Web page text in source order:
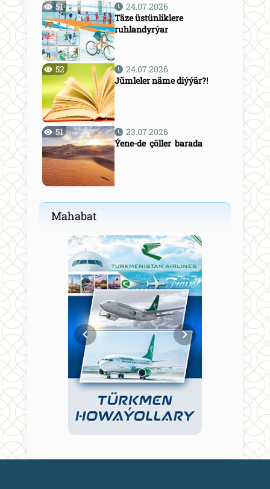
51
24.07.2026
Täze üstünliklere
ruhlandyrýar
52
24.07.2026
Jümleler näme diýýär?!
51
23.07.2026
Ýene-de çöller barada
Mahabat